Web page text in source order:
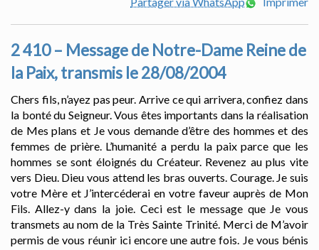
2 410 – Message de Notre-Dame Reine de
la Paix, transmis le 28/08/2004
Chers fils, n’ayez pas peur. Arrive ce qui arrivera, confiez dans
la bonté du Seigneur. Vous êtes importants dans la réalisation
de Mes plans et Je vous demande d’être des hommes et des
femmes de prière. L’humanité a perdu la paix parce que les
hommes se sont éloignés du Créateur. Revenez au plus vite
vers Dieu. Dieu vous attend les bras ouverts. Courage. Je suis
votre Mère et J’intercéderai en votre faveur auprès de Mon
Fils. Allez-y dans la joie. Ceci est le message que Je vous
transmets au nom de la Très Sainte Trinité. Merci de M’avoir
permis de vous réunir ici encore une autre fois. Je vous bénis